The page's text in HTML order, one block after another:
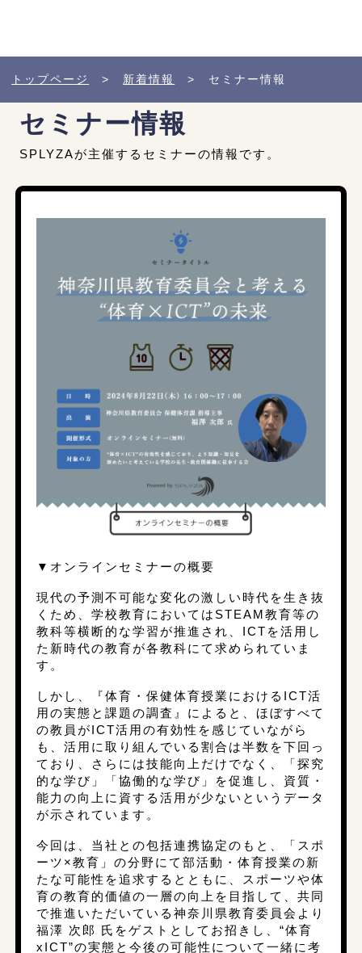
トップページ >新着情報 > セミナー情報
セミナー情報
SPLYZAが主催するセミナーの情報です。
▼オンラインセミナーの概要
現代の予測不可能な変化の激しい時代を生き抜
くため、学校教育においてはSTEAM教育等の
教科等横断的な学習が推進され、ICTを活⽤し
す。
しかし、『体育・保健体育授業におけるICT活
用の実態と課題の調査』によると、ほぼすべて
の教員がICT活用の有効性を感じていながら
も、活用に取り組んでいる割合は半数を下回っ
ており、さらには技能向上だけでなく、「探究
的な学び」「協働的な学び」を促進し、資質・
能力の向上に資する活用が少ないというデータ
が示されています。
今回は、当社との包括連携協定のもと、「スポ
ーツ×教育」の分野にて部活動・体育授業の新
たな可能性を追求するとともに、スポーツや体
育の教育的価値の一層の向上を目指して、共同